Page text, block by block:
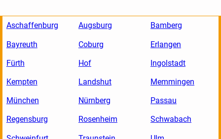
Aschaffenburg Augsburg Bamberg
Bayreuth Coburg Erlangen
Fürth Hof Ingolstadt
Kempten Landshut Memmingen
München Nürnberg Passau
Regensburg Rosenheim Schwabach